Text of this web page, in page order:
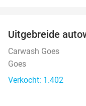
Uitgebreide
Carwash Goes
Goes
Verkocht: 1.402